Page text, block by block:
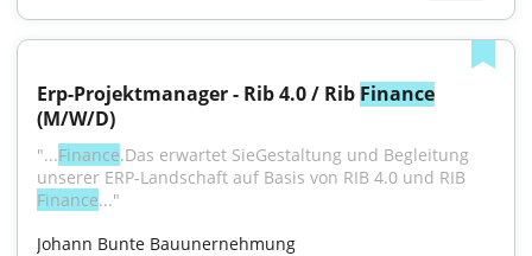
Erp-Projektmanager - Rib 4.0 / Rib Finance
(M/W/D)
"...Finance.Das erwartet SieGestaltung und Begleitung
Finance..."
Johann Bunte Bauunernehmung